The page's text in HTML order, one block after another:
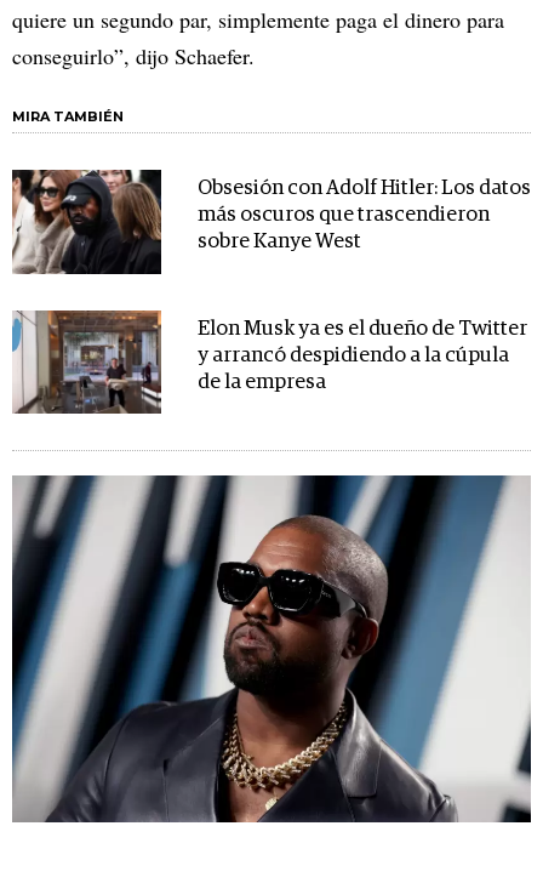
quiere un segundo par, simplemente paga el dinero para
conseguirlo”, dijo Schaefer.
MIRA TAMBIÉN
Obsesión con Adolf Hitler: Los datos
más oscuros que trascendieron
sobre Kanye West
Elon Musk ya es el dueño de Twitter
y arrancó despidiendo a la cúpula
de la empresa